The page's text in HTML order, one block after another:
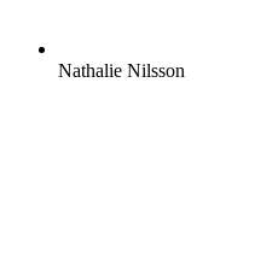
Nathalie Nilsson